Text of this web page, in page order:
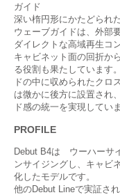
ガイド
深い楕円形にかたどられ
ウェーブガイドは、外部
ダイレクトな高域再生コ
キャビネット面の回折か
る役割も果たしています
ドの中に収められたクロ
は微かに後方に設置され
ド感の統一を実現していま
PROFILE
Debut B4は ウーハーサ
ンサイジングし、キャビ
化したモデルです。
他のDebut Lineで実証さ